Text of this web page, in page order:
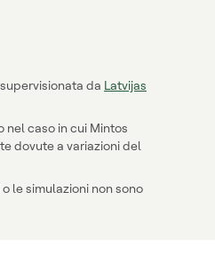
da Latvijas
nel caso in cui Mintos
dovute a variazioni del
le simulazioni non sono